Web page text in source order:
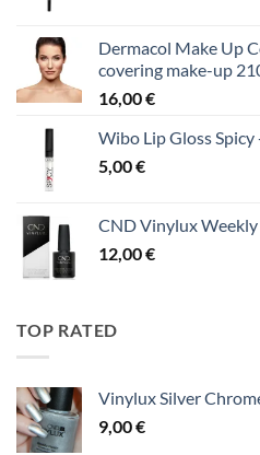
Dermacol Make Up
covering make-up
16,00€
Wibo Lip Gloss Spicy
5,00€
CND Vinylux Weekly
12,00€
TOP RATED
Vinylux Silver
9,00€